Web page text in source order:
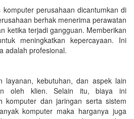
perusahaan dicantumkan di
berhak menerima perawatan
ketika terjadi gangguan. Memberikan
meningkatkan kepercayaan. Ini
adalah profesional.
layanan, kebutuhan, dan aspek lain
oleh klien. Selain itu, biaya ini
komputer dan jaringan serta sistem
komputer maka harganya juga